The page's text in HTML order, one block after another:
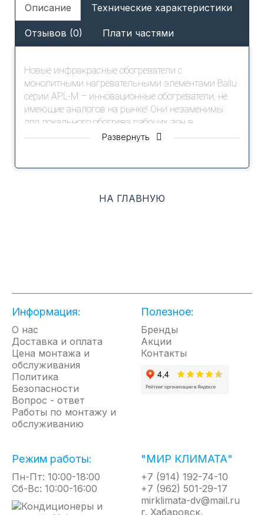
Описание Технические характеристики
Отзывов (0) Плати частями
Новые инфракрасные обогреватели с
монолитными нагревательными элементами Ballu
серии APL-M – инновационные обогреватели, не
имеющие аналогов на рынке! Они незаменимы
для локального обогрева рабочих зон в
помещениях с высокими потолками или плохой
расхода электроэнергии. Это самые компактные
Преимущества монолитных ТЭНов панельных
ИК нового исполнения:
Бесшумная работа. Стандартная конструкция
панельного инфракрасного обогревателя
включает в себя алюминиевую анодированную
излучающую панель и встраиваемый ТЭН,
нагревающий панель. Разные температурные
коэффициенты расширения металлов панели и
обогревателей могу быть слышны потрескивания
элемент, объединенный с излучающей панелью,
не имеет этих недостатков и не издает звуков при
нагреве и остывании обогревателя.
Развернуть
НА ГЛАВНУЮ
Информация:
О нас
Доставка и оплата
Цена монтажа и
обслуживания
Политика
Безопасности
Вопрос - ответ
Работы по монтажу и
обслуживанию
Полезное:
Бренды
Акции
Контакты
Режим работы:
Пн-Пт: 10:00-18:00
Сб-Вс: 10:00-16:00
"МИР КЛИМАТА"
+7 (914) 192-74-10
+7 (962) 501-29-17
mirklimata-dv@mail.ru
г. Хабаровск,